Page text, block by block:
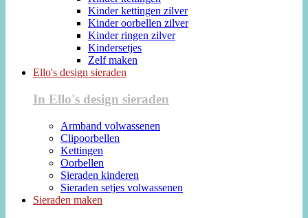
Kinder kettingen zilver
Kinder oorbellen zilver
Kinder ringen zilver
Kindersetjes
Zelf maken
Ello's design sieraden
In Ello's design sieraden
Armband volwassenen
Clipoorbellen
Kettingen
Oorbellen
Sieraden kinderen
Sieraden setjes volwassenen
Sieraden maken